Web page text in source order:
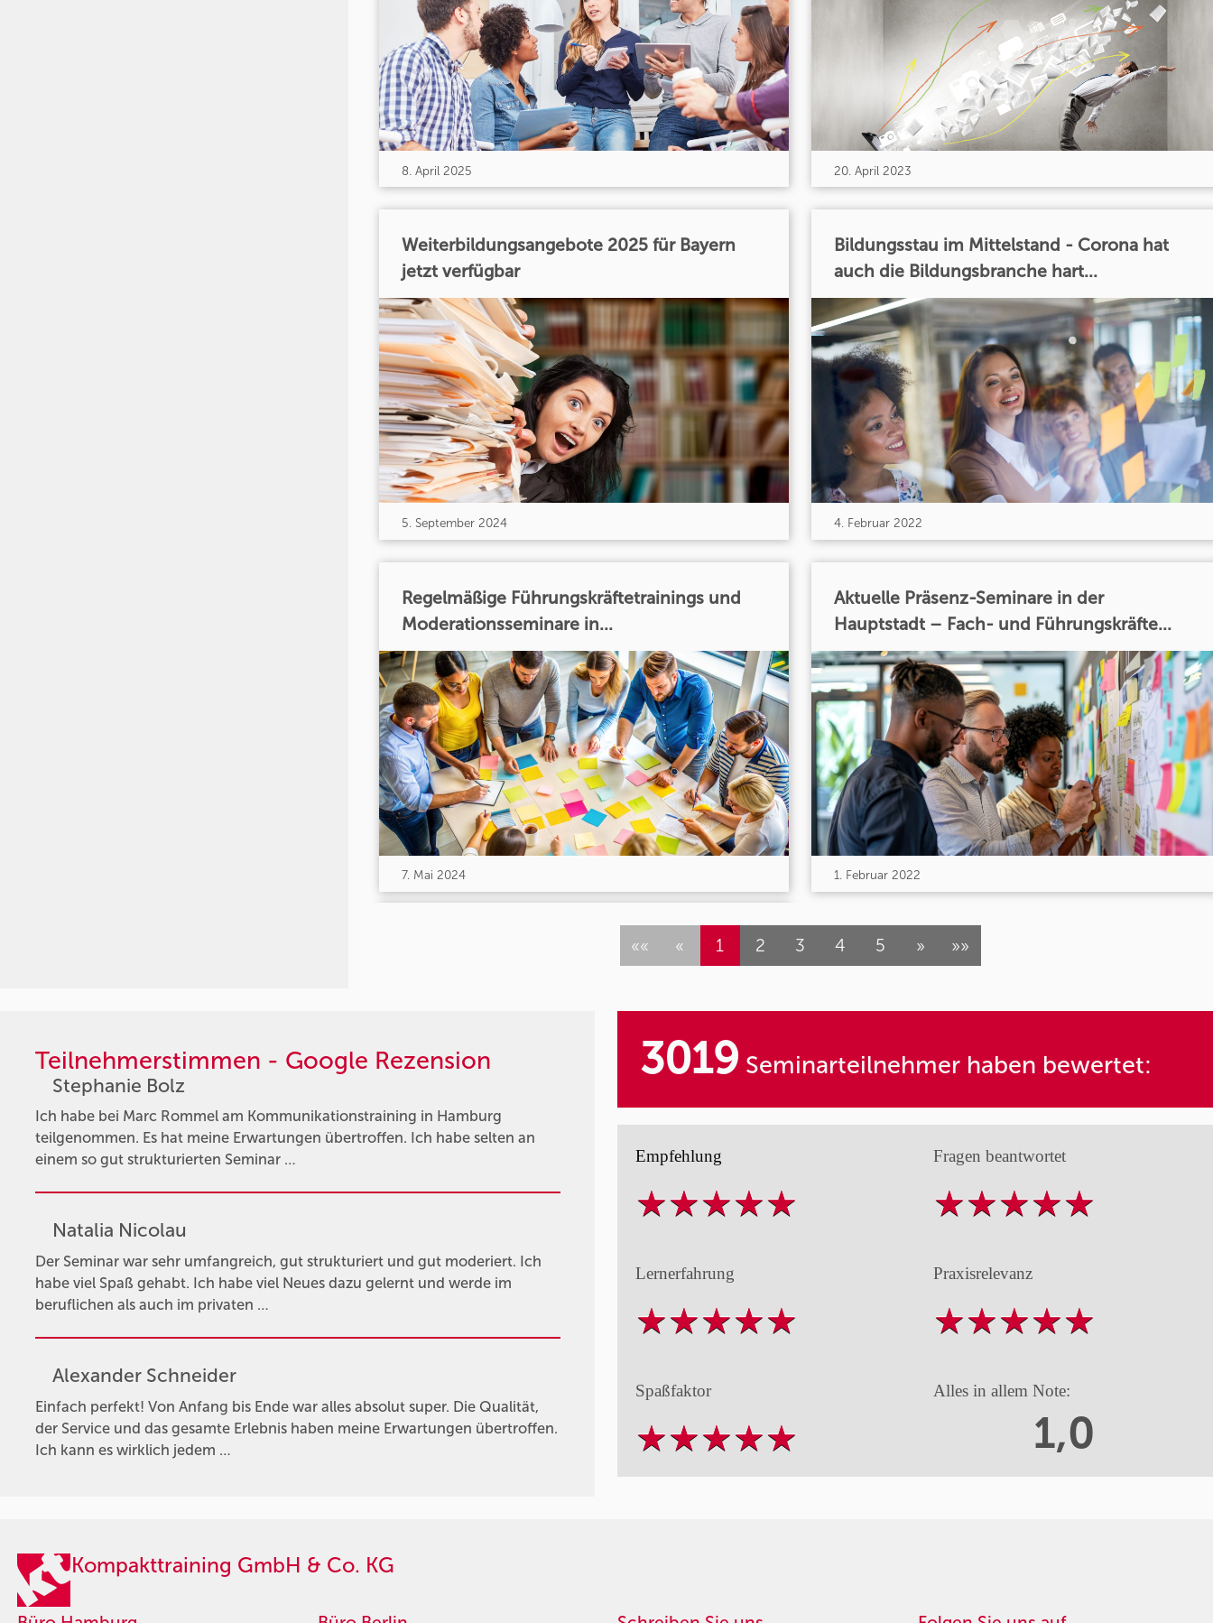
8. April 2025
Weiterbildungsangebote 2025 für Bayern
jetzt verfügbar
5. September 2024
Regelmäßige Führungskräftetrainings und
Moderationsseminare in...
7. Mai 2024
20. April 2023
Bildungsstau im Mittelstand - Corona hat
auch die Bildungsbranche hart...
4. Februar 2022
Aktuelle Präsenz-Seminare in der
Hauptstadt – Fach- und Führungskräfte...
1. Februar 2022
«« « 1 2 3 4 5 » »»
Teilnehmerstimmen - Google Rezension
Stephanie Bolz
Ich habe bei Marc Rommel am Kommunikationstraining in Hamburg
teilgenommen. Es hat meine Erwartungen übertroffen. Ich habe selten an
einem so gut strukturierten Seminar …
Natalia Nicolau
Der Seminar war sehr umfangreich, gut strukturiert und gut moderiert. Ich
habe viel Spaß gehabt. Ich habe viel Neues dazu gelernt und werde im
beruflichen als auch im privaten …
Alexander Schneider
Einfach perfekt! Von Anfang bis Ende war alles absolut super. Die Qualität,
der Service und das gesamte Erlebnis haben meine Erwartungen übertroffen.
Ich kann es wirklich jedem …
3019 Seminarteilnehmer haben bewertet:
Empfehlung Fragen beantwortet
Lernerfahrung Praxisrelevanz
Spaßfaktor Alles in allem Note:
1,0
Kompakttraining GmbH & Co. KG